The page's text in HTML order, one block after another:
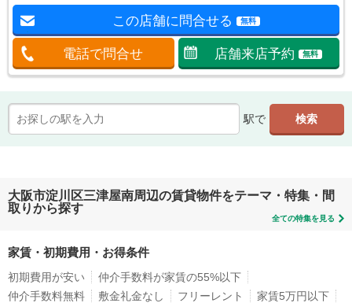
この店舗に問合せる 無料
電話で問合せ 店舗来店予約 無料
駅で
大阪市淀川区三津屋南周辺の賃貸物件をテーマ・特集・間
取りから探す
全ての特集を見る
家賃・初期費用・お得条件
初期費用が安い
仲介手数料が家賃の55%以下
仲介手数料無料
敷金礼金なし フリーレント
家賃5万円以下